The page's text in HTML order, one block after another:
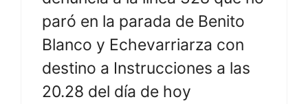
paró en la parada de Benito
Blanco y Echevarriarza con
destino a Instrucciones a las
20.28 del día de hoy